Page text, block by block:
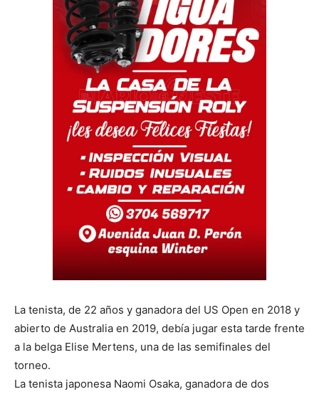
La tenista, de 22 años y ganadora del US Open en 2018 y
abierto de Australia en 2019, debía jugar esta tarde frente
a la belga Elise Mertens, una de las semifinales del
torneo.
La tenista japonesa Naomi Osaka, ganadora de dos